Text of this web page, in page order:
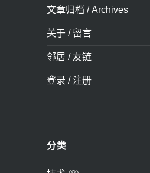
文章归档 / Archives
关于 / 留言
邻居 / 友链
登录 / 注册
分类